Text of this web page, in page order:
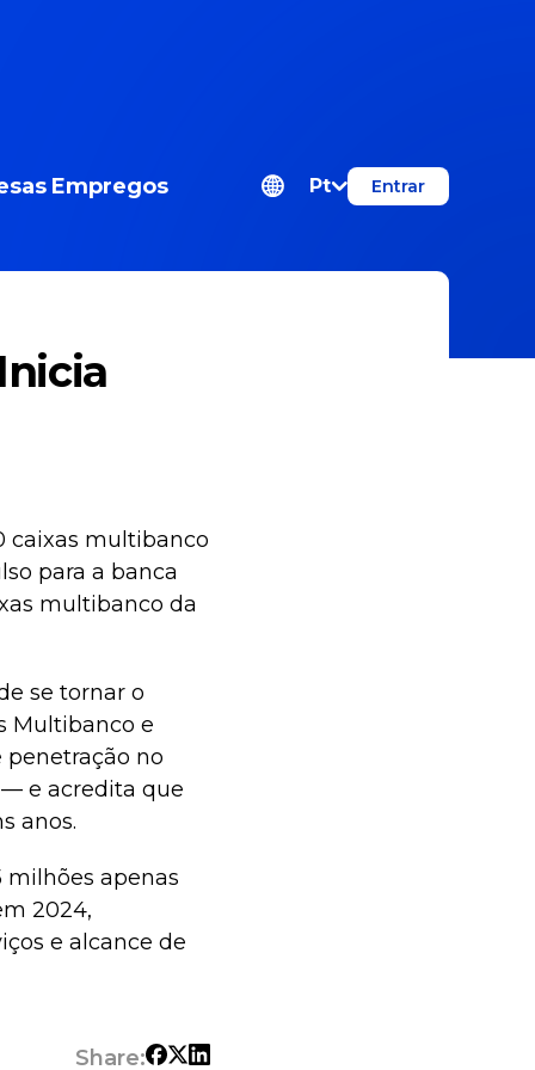
Empregos Pt Entrar
caixas multibanco
para a banca
multibanco da
se tornar o
Multibanco e
penetração no
— e acredita que
anos.
milhões apenas
2024,
e alcance de
Share: